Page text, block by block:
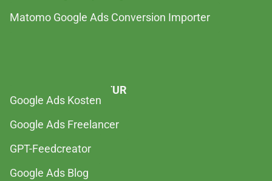
Matomo Google Ads Conversion Importer
GOOGLE ADS AGENTUR
Google Ads Kosten
Google Ads Freelancer
GPT-Feedcreator
Google Ads Blog